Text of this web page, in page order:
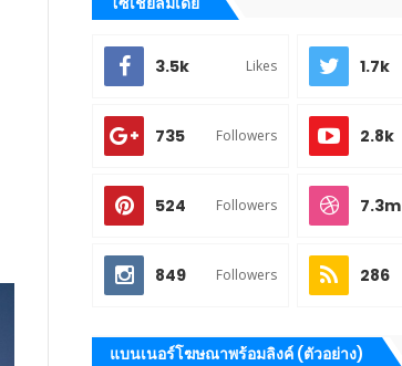
3.5k Likes 1.7k
735 Followers 2.8k
524 Followers 7.3m
849 Followers 286
แบนเนอร์โฆษณาพร้อมลิงค์ (ตัวอย่าง)